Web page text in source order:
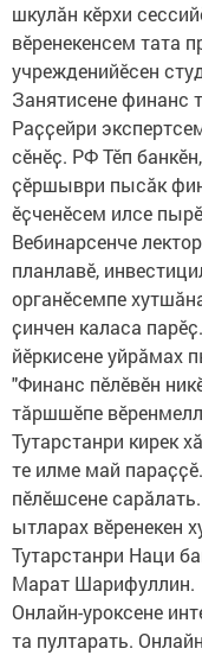
шкулӑн кӗрхи
вӗренекенсем тата
учрежденийӗсен
Занятисене финанс
Раҫҫейри
сӗнӗҫ. РФ Тӗп
ҫӗршыври пысӑк
ӗҫченӗсем илсе
Вебинарсенче
планлавӗ,
органӗсемпе
ҫинчен каласа
йӗркисене уйрӑмах
"Финанс пӗлӗвӗн
тӑршшӗпе
Тутарстанри кирек
те илме май
пӗлӗшсене
ытларах вӗренекен
Тутарстанри Наци
Марат Шарифуллин.
Онлайн-уроксене
та пултарать.